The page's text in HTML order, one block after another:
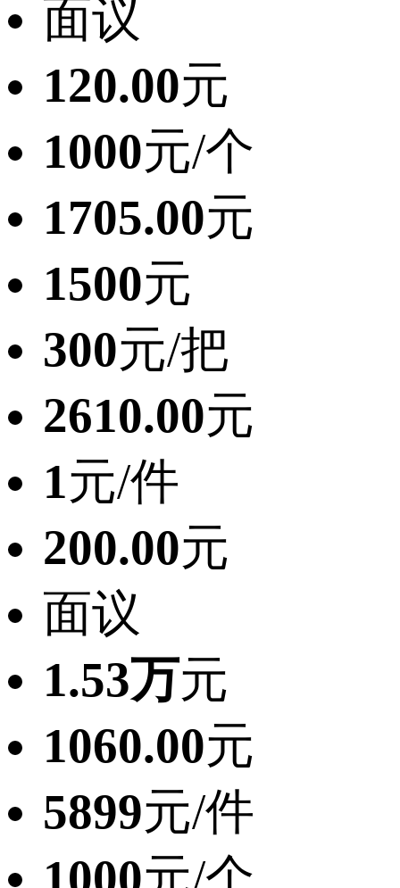
面议
120.00元
1000元/个
1705.00元
1500元
300元/把
2610.00元
1元/件
200.00元
面议
1.53万元
1060.00元
5899元/件